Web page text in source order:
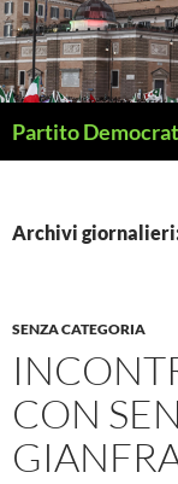
Vai
al
contenuto
Partito
Archivi
SENZA CATEGORIA
CON